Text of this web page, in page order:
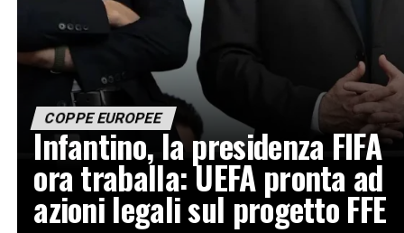
COPPE EUROPEE
Infantino, la presidenza FIFA
ora traballa: UEFA pronta ad
azioni legali sul progetto FFE